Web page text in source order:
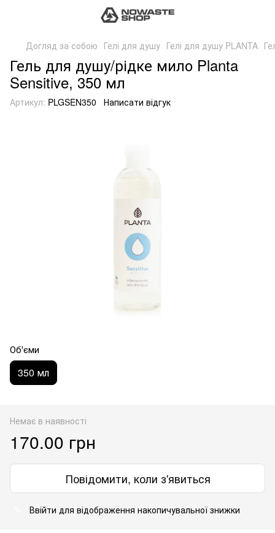
Догляд за собою Гелі для душу Гелі для душу PLANTA
Гель для душу/рідке мило Planta
Sensitive, 350 мл
Артикул: PLGSEN350 Написати відгук
Об'єми
350 мл
Немає в наявності
170.00 грн
Повідомити, коли з'явиться
Ввійти для відображення накопичувальної знижки